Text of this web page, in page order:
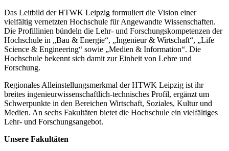
Das Leitbild der HTWK Leipzig formuliert die Vision einer
vielfältig vernetzten Hochschule für Angewandte Wissenschaften.
Die Profillinien bündeln die Lehr- und Forschungskompetenzen der
Hochschule in „Bau & Energie“, „Ingenieur & Wirtschaft“, „Life
Science & Engineering“ sowie „Medien & Information“. Die
Hochschule bekennt sich damit zur Einheit von Lehre und
Forschung.
Regionales Alleinstellungsmerkmal der HTWK Leipzig ist ihr
breites ingenieurwissenschaftlich-technisches Profil, ergänzt um
Schwerpunkte in den Bereichen Wirtschaft, Soziales, Kultur und
Medien. An sechs Fakultäten bietet die Hochschule ein vielfältiges
Lehr- und Forschungsangebot.
Unsere Fakultäten